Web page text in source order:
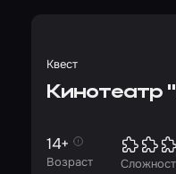
Квест
Кинотеатр
Возраст
14+